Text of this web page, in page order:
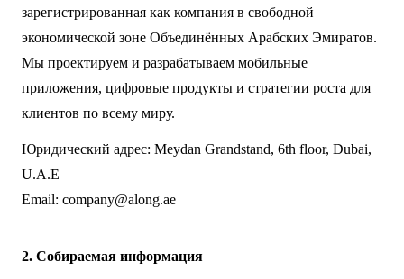
зарегистрированная как компания в свободной
экономической зоне Объединённых Арабских Эмиратов.
Мы проектируем и разрабатываем мобильные
приложения, цифровые продукты и стратегии роста для
клиентов по всему миру.
Юридический адрес: Meydan Grandstand, 6th floor, Dubai,
U.A.E
Email: company@along.ae
2. Собираемая информация